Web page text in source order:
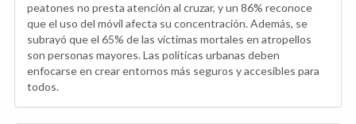
peatones no presta atención al cruzar, y un 86% reconoce
que el uso del móvil afecta su concentración. Además, se
subrayó que el 65% de las víctimas mortales en atropellos
son personas mayores. Las políticas urbanas deben
enfocarse en crear entornos más seguros y accesibles para
todos.